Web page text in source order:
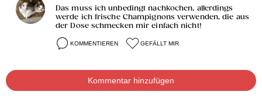
Das muss ich unbedingt nachkochen, allerdings
werde ich frische Champignons verwenden, die aus
der Dose schmecken mir einfach nicht!
KOMMENTIEREN GEFÄLLT MIR
Kommentar hinzufügen